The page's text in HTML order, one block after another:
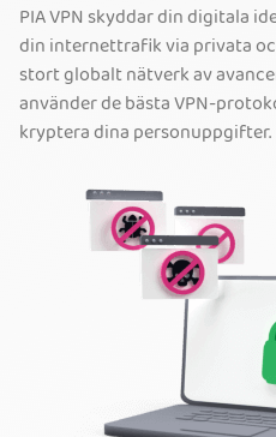
PIA VPN skyddar din digitala
din internettrafik via privata
stort globalt nätverk av
använder de bästa VPN-
kryptera dina personuppgifter.